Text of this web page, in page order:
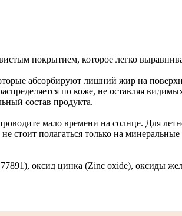
покрытием, которое легко
абсорбируют лишний жир на
по коже, не оставляя
состав продукта.
мало времени на солнце. Для
полагаться только на
оксид цинка (Zinc oxide), оксиды